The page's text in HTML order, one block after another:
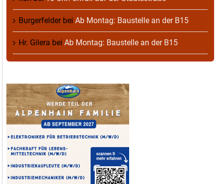
Burgerfelderbei Ab Montag: Baustelle an der B15
Hr. Gilera bei Ab Montag: Baustelle an der B15